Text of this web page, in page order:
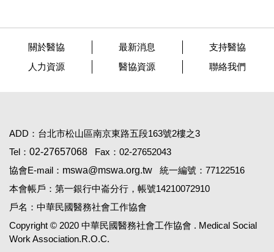
關於醫協 最新消息
支持醫協
人力資源
醫協資源 聯絡我們
ADD：台北市松山區南京東路五段163號2樓之3
Tel： 02-27657068
Fax：02-27652043
協會E-mail： mswa@mswa.org.tw
統一編號：77122516
本會帳戶：第一銀行中崙分行，帳號14210072910
戶名：中華民國醫務社會工作協會
Copyright © 2020 中華民國醫務社會工作協會 . Medical Social
Work Association.R.O.C.